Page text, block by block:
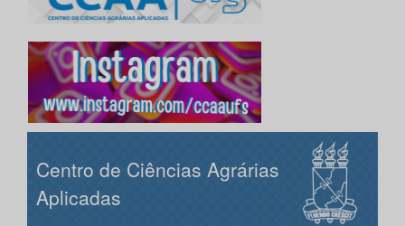
Centro de Ciências Agrárias
Aplicadas